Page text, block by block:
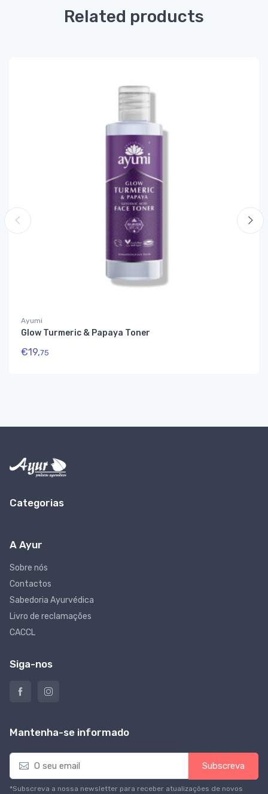
Related products
Ayumi
Glow Turmeric & Papaya Toner
€19,75
Categorias
A Ayur
Sobre nós
Contactos
Sabedoria Ayurvédica
Livro de reclamações
CACCL
Siga-nos
Mantenha-se informado
E
a
i
Subscreva
*Subscreva a nossa newsletter para receber atualizações de novos